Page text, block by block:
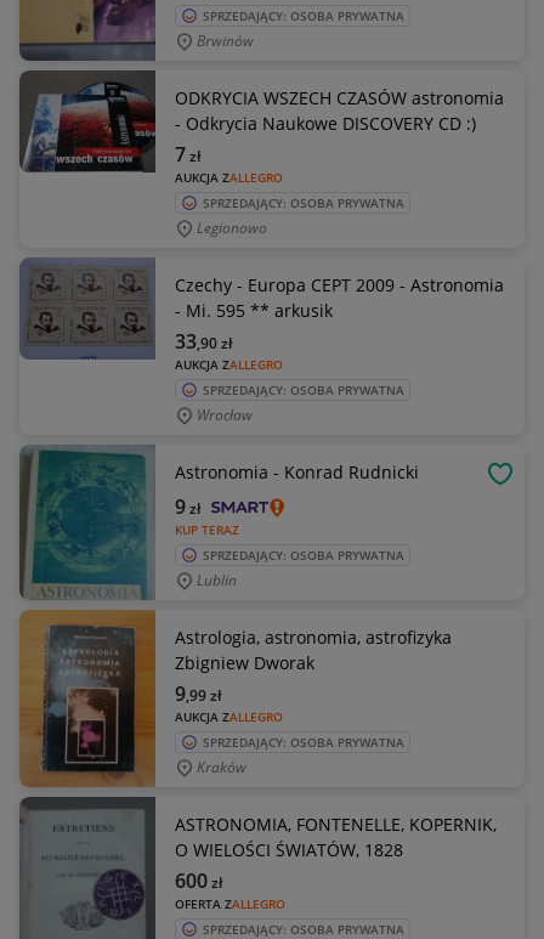
SPRZEDAJĄCY: OSOBA PRYWATNA
Brwinów
ODKRYCIA WSZECH CZASÓW astronomia
- Odkrycia Naukowe DISCOVERY CD :)
AUKCJA ZALLEGRO
7zł
SPRZEDAJĄCY: OSOBA PRYWATNA
Legionowo
Czechy - Europa CEPT 2009 - Astronomia
- Mi. 595 ** arkusik
AUKCJA ZALLEGRO
33,90zł
SPRZEDAJĄCY: OSOBA PRYWATNA
Wrocław
Astronomia - Konrad Rudnicki
KUP TERAZ
9zł
SPRZEDAJĄCY: OSOBA PRYWATNA
Lublin
Astrologia, astronomia, astrofizyka
Zbigniew Dworak
AUKCJA ZALLEGRO
9,99zł
SPRZEDAJĄCY: OSOBA PRYWATNA
Kraków
ASTRONOMIA, FONTENELLE, KOPERNIK,
O WIELOŚCI ŚWIATÓW, 1828
OFERTA ZALLEGRO
600zł
SPRZEDAJĄCY: OSOBA PRYWATNA